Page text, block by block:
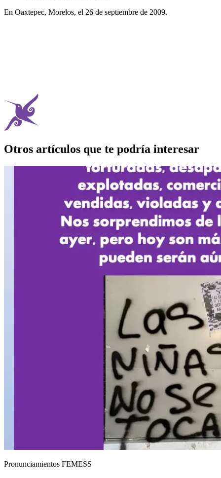
En Oaxtepec, Morelos, el 26 de septiembre de 2009.
Otros artículos que te podría interesar
Pronunciamientos FEMESS